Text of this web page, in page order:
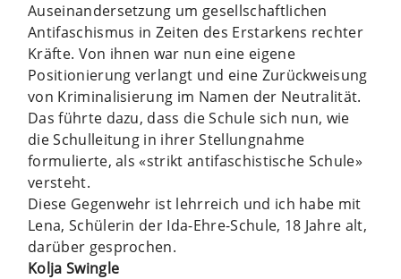
Auseinandersetzung um gesellschaftlichen
Antifaschismus in Zeiten des Erstarkens rechter
Kräfte. Von ihnen war nun eine eigene
Positionierung verlangt und eine Zurückweisung
von Kriminalisierung im Namen der Neutralität.
Das führte dazu, dass die Schule sich nun, wie
die Schulleitung in ihrer Stellungnahme
formulierte, als «strikt antifaschistische Schule»
versteht.
Diese Gegenwehr ist lehrreich und ich habe mit
Lena, Schülerin der Ida-Ehre-Schule, 18 Jahre alt,
darüber gesprochen.
Kolja Swingle